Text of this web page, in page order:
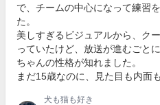
で、チームの中心になって練習
た。
美しすぎるビジュアルから、ク
っていたけど、放送が進むごと
ちゃんの性格が知れました。
まだ15歳なのに、見た目も内面
犬も猫も好き